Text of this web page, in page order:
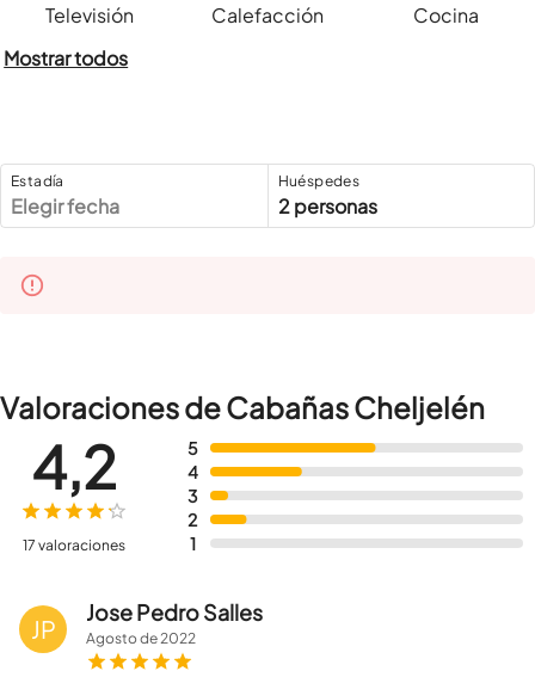
Televisión Calefacción
Cocina
Mostrar todos
Estadía
Elegir fecha
Huéspedes
2 personas
Valoraciones de Cabañas Cheljelén
5
4
3
2
1
4,2
17 valoraciones
JP
Jose Pedro Salles
Agostode2022